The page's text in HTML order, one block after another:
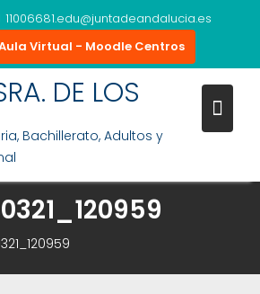
11006681.edu@juntadeandalucia.es
Virtual - Moodle Centros
DE LOS
Bachillerato, Adultos y